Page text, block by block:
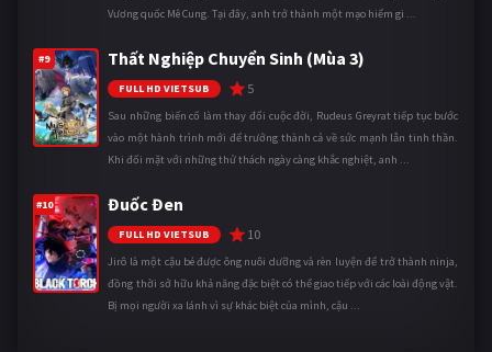
Vương quốc Mê Cung. Tại đây, anh trở thành một mạo hiểm gi ...
#9 Thất Nghiệp Chuyển Sinh (Mùa 3)
FULL HD VIETSUB 5
Sau những biến cố làm thay đổi cuộc đời, Rudeus Greyrat tiếp tục bước
vào một hành trình mới để trưởng thành cả về sức mạnh lẫn tinh thần.
Khi đối mặt với những thử thách ngày càng khắc nghiệt, anh ...
#10 Đuốc Đen
FULL HD VIETSUB 10
Jirô là một cậu bé được ông nuôi dưỡng và rèn luyện để trở thành ninja,
đồng thời sở hữu khả năng đặc biệt có thể giao tiếp với các loài động vật.
Bị mọi người xa lánh vì sự khác biệt của mình, cậu ...